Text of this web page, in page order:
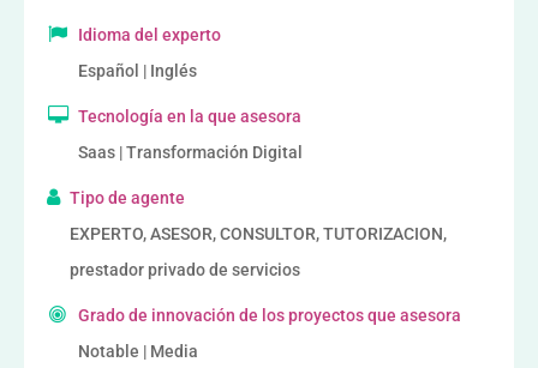
Idioma del experto
Español | Inglés
Tecnología en la que asesora
Saas | Transformación Digital
Tipo de agente
EXPERTO, ASESOR, CONSULTOR, TUTORIZACION,
prestador privado de servicios
Grado de innovación de los proyectos que asesora
Notable | Media